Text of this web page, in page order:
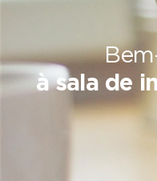
à sala de